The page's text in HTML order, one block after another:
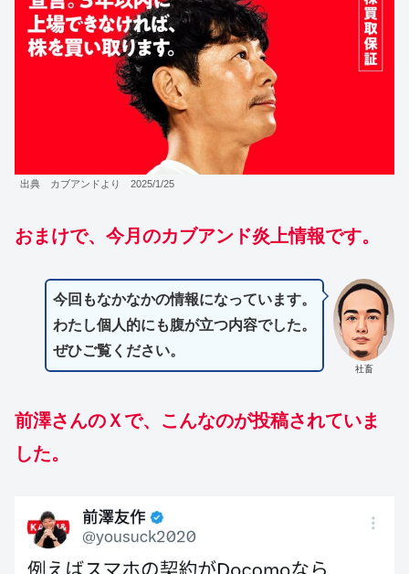
出典 カブアンドより 2025/1/25
おまけで、今月のカブアンド炎上情報です。
社畜
今回もなかなかの情報になっています。
わたし個人的にも腹が立つ内容でした。
ぜひご覧ください。
前澤さんのＸで、こんなのが投稿されていま
した。